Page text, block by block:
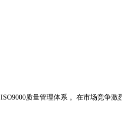
ISO9000质量管理体系 。在市场竞争